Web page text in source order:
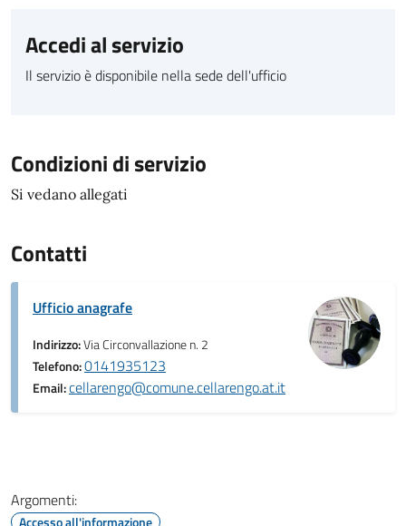
Accedi al servizio
Il servizio è disponibile nella sede dell'ufficio
Condizioni di servizio
Si vedano allegati
Contatti
Ufficio anagrafe
Indirizzo:Via Circonvallazione n. 2
Telefono:0141935123
Email:cellarengo@comune.cellarengo.at.it
Argomenti:
Accesso all'informazione